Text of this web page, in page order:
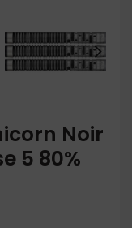
Noir
5 80%